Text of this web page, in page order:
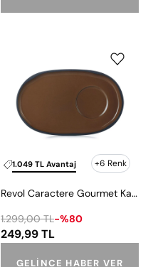
+6 Renk
1.049 TL Avantaj
Caractere
Gourmet
Kahverengi
Fincan
Tabağı
cm
Revol Caractere Gourmet Kahverengi Fincan Tabağı 18x11 cm
1.299,00 TL-%80
249,99 TL
GELINCE HABER VER